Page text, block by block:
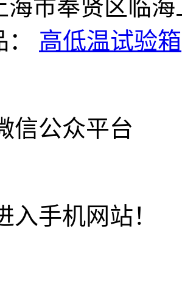
海市奉贤区临
高低温试验箱
信公众平台
入手机网站！